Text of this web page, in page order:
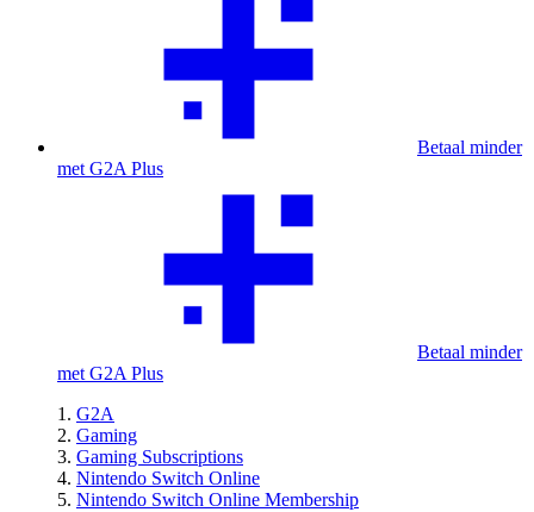
Betaal minder
met G2A Plus
Betaal minder
met G2A Plus
G2A
Gaming
Gaming Subscriptions
Nintendo Switch Online
Nintendo Switch Online Membership